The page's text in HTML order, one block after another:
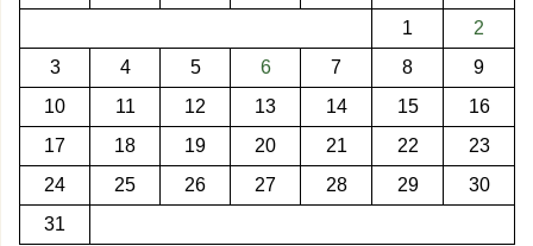
1
2
3
4 5 6 7 8
9
10
11 12 13 14 15
16
17
18 19 20 21 22
23
24
25 26 27 28 29
30
31